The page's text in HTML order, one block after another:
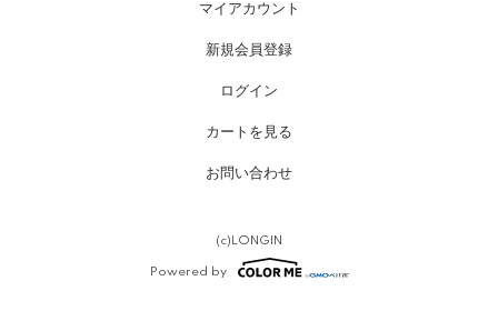
マイアカウント
新規会員登録
ログイン
カートを見る
お問い合わせ
(c)LONGIN
Powered by